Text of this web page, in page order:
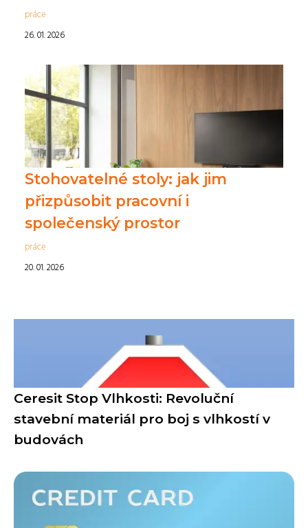
práce
26. 01. 2026
Stohovatelné stoly: jak jim
přizpůsobit pracovní i
společenský prostor
práce
20. 01. 2026
Ceresit Stop Vlhkosti: Revoluční
stavební materiál pro boj s vlhkostí v
budovách